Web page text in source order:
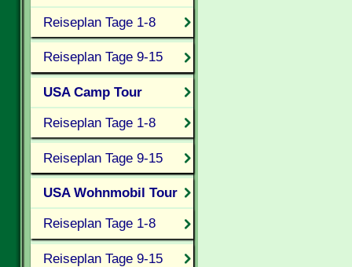
Reiseplan Tage 1-8
Reiseplan Tage 9-15
USA Camp Tour
Reiseplan Tage 1-8
Reiseplan Tage 9-15
USA Wohnmobil Tour
Reiseplan Tage 1-8
Reiseplan Tage 9-15